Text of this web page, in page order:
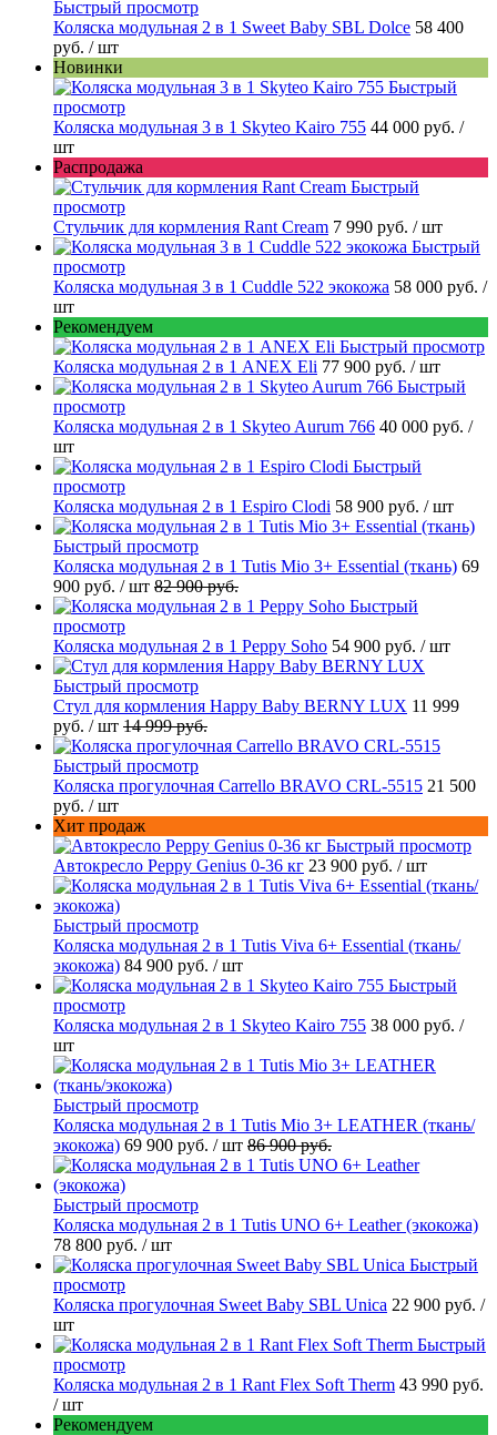
Быстрый просмотр
Коляска модульная 2 в 1 Sweet Baby SBL Dolce 58 400
руб. / шт
Новинки
Быстрый
просмотр
Коляска модульная 3 в 1 Skyteo Kairo 755 44 000 руб. /
шт
Распродажа
Быстрый
просмотр
Стульчик для кормления Rant Cream 7 990 руб. / шт
Быстрый
просмотр
Коляска модульная 3 в 1 Cuddle 522 экокожа 58 000 руб. /
шт
Рекомендуем
Быстрый просмотр
Коляска модульная 2 в 1 ANEX Eli 77 900 руб. / шт
Быстрый
просмотр
Коляска модульная 2 в 1 Skyteo Aurum 766 40 000 руб. /
шт
Быстрый
просмотр
Коляска модульная 2 в 1 Espiro Clodi 58 900 руб. / шт
Быстрый просмотр
Коляска модульная 2 в 1 Tutis Mio 3+ Essential (ткань) 69
900 руб. / шт 82 900 руб.
Быстрый
просмотр
Коляска модульная 2 в 1 Peppy Soho 54 900 руб. / шт
Быстрый просмотр
Стул для кормления Happy Baby BERNY LUX 11 999
руб. / шт 14 999 руб.
Быстрый просмотр
Коляска прогулочная Carrello BRAVO CRL-5515 21 500
руб. / шт
Хит продаж
Быстрый просмотр
Автокресло Peppy Genius 0-36 кг 23 900 руб. / шт
Быстрый просмотр
Коляска модульная 2 в 1 Tutis Viva 6+ Essential (ткань/
экокожа) 84 900 руб. / шт
Быстрый
просмотр
Коляска модульная 2 в 1 Skyteo Kairo 755 38 000 руб. /
шт
Быстрый просмотр
Коляска модульная 2 в 1 Tutis Mio 3+ LEATHER (ткань/
экокожа) 69 900 руб. / шт 86 900 руб.
Быстрый просмотр
Коляска модульная 2 в 1 Tutis UNO 6+ Leather (экокожа)
78 800 руб. / шт
Быстрый
просмотр
Коляска прогулочная Sweet Baby SBL Unica 22 900 руб. /
шт
Быстрый
просмотр
Коляска модульная 2 в 1 Rant Flex Soft Therm 43 990 руб.
/ шт
Рекомендуем